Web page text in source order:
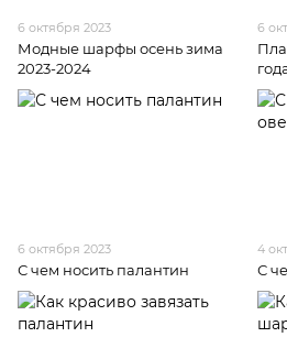
6 октября 2023
Модные шарфы осень зима
2023-2024
6
6 октября 2023
С чем носить палантин
4
С